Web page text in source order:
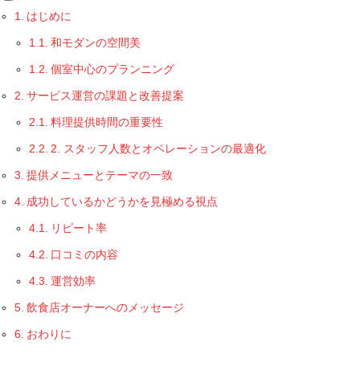
はじめに
和モダンの空間美
個室中心のプランニング
サービス運営の課題と改善提案
料理提供時間の重要性
2. スタッフ人数とオペレーションの最適化
提供メニューとテーマの一致
成功しているかどうかを見極める視点
リピート率
口コミの内容
運営効率
飲食店オーナーへのメッセージ
おわりに